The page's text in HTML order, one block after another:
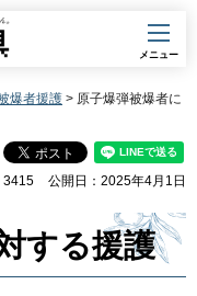
メニュー
爆者援護 > 原子爆弾被爆者に
3415 公開日：2025年4月1日
する援護